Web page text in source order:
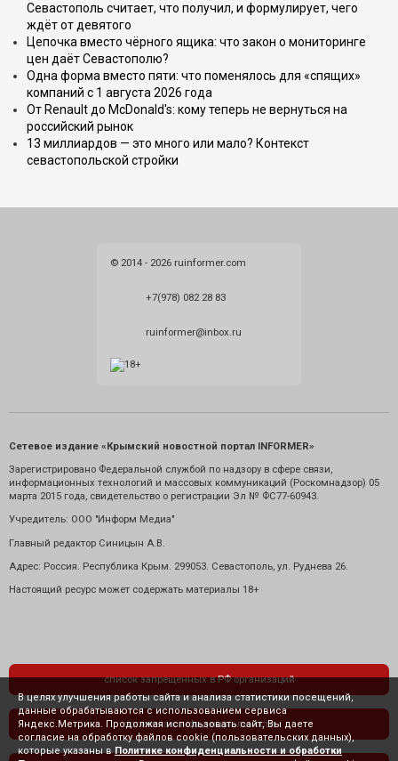
Севастополь считает, что получил, и формулирует, чего
ждёт от девятого
Цепочка вместо чёрного ящика: что закон о мониторинге
цен даёт Севастополю?
Одна форма вместо пяти: что поменялось для «спящих»
компаний с 1 августа 2026 года
От Renault до McDonald's: кому теперь не вернуться на
российский рынок
13 миллиардов — это много или мало? Контекст
севастопольской стройки
© 2014 - 2026 ruinformer.com
+7(978) 082 28 83
ruinformer@inbox.ru
Сетевое издание «Крымский новостной портал INFORMER»
Зарегистрировано Федеральной службой по надзору в сфере связи,
информационных технологий и массовых коммуникаций (Роскомнадзор) 05
марта 2015 года, свидетельство о регистрации Эл № ФС77-60943.
Учредитель: ООО "Информ Медиа"
Главный редактор Синицын А.В.
Адрес: Россия. Республика Крым. 299053. Севастополь, ул. Руднева 26.
Настоящий ресурс может содержать материалы 18+
список запрещенных в РФ организаций
политика конфиденциальности
В целях улучшения работы сайта и анализа статистики посещений,
данные обрабатываются с использованием сервиса
Яндекс.Метрика. Продолжая использовать сайт, Вы даете
согласие на обработку файлов cookie (пользовательских данных),
которые указаны в Политике конфиденциальности и обработки